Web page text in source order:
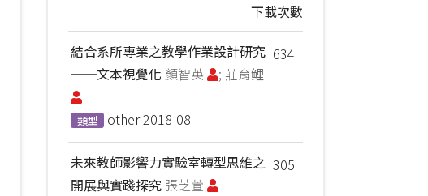
下載次數
634
結合系所專業之教學作業設計研究
──文本視覺化 顏智英 ; 莊育鲤
類型 other2018-08
305
未來教師影響力實驗室轉型思維之
開展與實踐探究 張芝萱